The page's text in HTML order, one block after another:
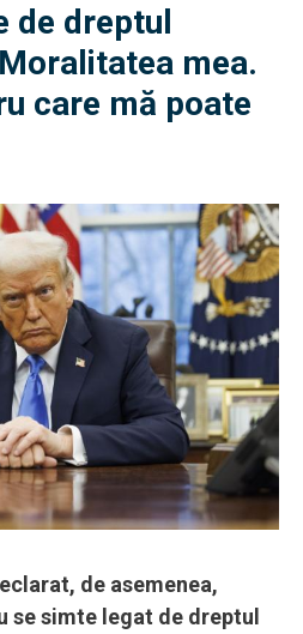
de dreptul
mea.
care mă poate
de asemenea,
se simte legat de dreptul